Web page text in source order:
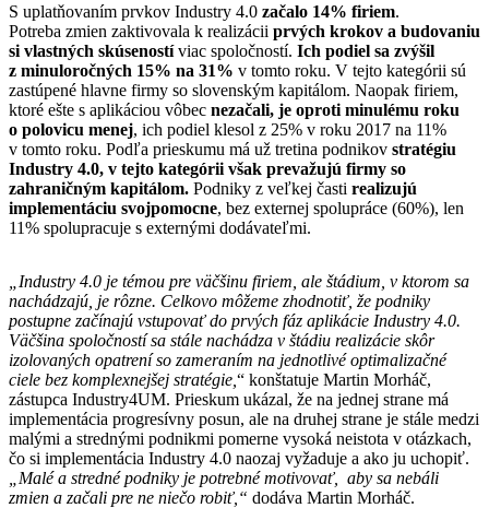
S uplatňovaním prvkov Industry 4.0 začalo 14% firiem.
Potreba zmien zaktivovala k realizácii prvých krokov a budovaniu
si vlastných skúsenostíviac spoločností. Ich podiel sa zvýšil
z minuloročných 15% na 31% v tomto roku. V tejto kategórii sú
zastúpené hlavne firmy so slovenským kapitálom. Naopak firiem,
ktoré ešte s aplikáciou vôbec nezačali, je oproti minulému roku
o polovicu menej, ich podiel klesol z 25% v roku 2017 na 11%
v tomto roku. Podľa prieskumu má už tretina podnikov stratégiu
Industry 4.0, v tejto kategórii však prevažujú firmy so
zahraničným kapitálom. Podniky z veľkej časti realizujú
implementáciu svojpomocne, bez externej spolupráce (60%), len
11% spolupracuje s externými dodávateľmi.
„Industry 4.0 je témou pre väčšinu firiem, ale štádium, v ktorom sa
nachádzajú, je rôzne. Celkovo môžeme zhodnotiť, že podniky
postupne začínajú vstupovať do prvých fáz aplikácie Industry 4.0.
Väčšina spoločností sa stále nachádza v štádiu realizácie skôr
izolovaných opatrení so zameraním na jednotlivé optimalizačné
ciele bez komplexnejšej stratégie, “ konštatuje Martin Morháč,
zástupca Industry4UM. Prieskum ukázal, že na jednej strane má
implementácia progresívny posun, ale na druhej strane je stále medzi
malými a strednými podnikmi pomerne vysoká neistota v otázkach,
čo si implementácia Industry 4.0 naozaj vyžaduje a ako ju uchopiť.
„Malé a stredné podniky je potrebné motivovať, aby sa nebáli
zmien a začali pre ne niečo robiť,“ dodáva Martin Morháč.